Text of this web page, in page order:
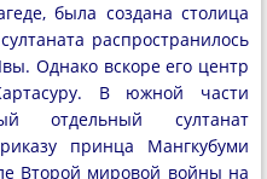
была создана столица
распространилось
Однако вскоре его центр
В южной части
отдельный султанат
принца Мангкубуми
Второй мировой войны на